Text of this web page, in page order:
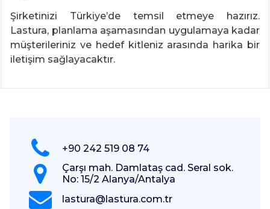
Şirketinizi Türkiye’de temsil etmeye hazırız.
Lastura, planlama aşamasından uygulamaya kadar
müşterileriniz ve hedef kitleniz arasında harika bir
iletişim sağlayacaktır.
+90 242 519 08 74
Çarşı mah. Damlataş cad. Seral sok.
No: 15/2 Alanya/Antalya
lastura@lastura.com.tr